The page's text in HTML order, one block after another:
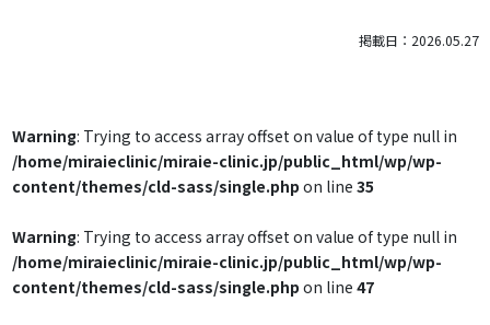
掲載日：2026.05.27
Warning: Trying to access array offset on value of type null in
/home/miraieclinic/miraie-clinic.jp/public_html/wp/wp-
content/themes/cld-sass/single.php on line 35
Warning: Trying to access array offset on value of type null in
/home/miraieclinic/miraie-clinic.jp/public_html/wp/wp-
content/themes/cld-sass/single.php on line 47